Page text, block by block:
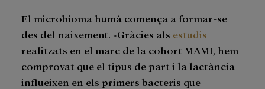
El microbioma humà comença a formar-se
des del naixement. «Gràcies als estudis
realitzats en el marc de la cohort MAMI, hem
comprovat que el tipus de part i la lactància
influeixen en els primers bacteris que